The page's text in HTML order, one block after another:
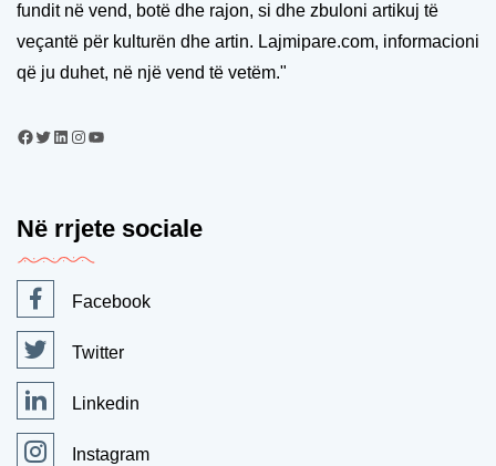
fundit në vend, botë dhe rajon, si dhe zbuloni artikuj të
veçantë për kulturën dhe artin. Lajmipare.com, informacioni
që ju duhet, në një vend të vetëm."
Në rrjete sociale
Facebook
Twitter
Linkedin
Instagram